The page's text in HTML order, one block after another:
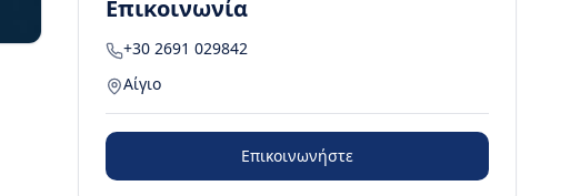
Επικοινωνία
+30 2691 029842
Αίγιο
Επικοινωνήστε